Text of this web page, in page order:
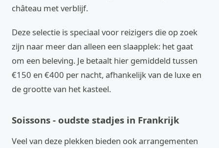
château met verblijf.
Deze selectie is speciaal voor reizigers die op zoek
zijn naar meer dan alleen een slaapplek: het gaat
om een beleving. Je betaalt hier gemiddeld tussen
€150 en €400 per nacht, afhankelijk van de luxe en
de grootte van het kasteel.
Soissons - oudste stadjes in Frankrijk
Veel van deze plekken bieden ook arrangementen